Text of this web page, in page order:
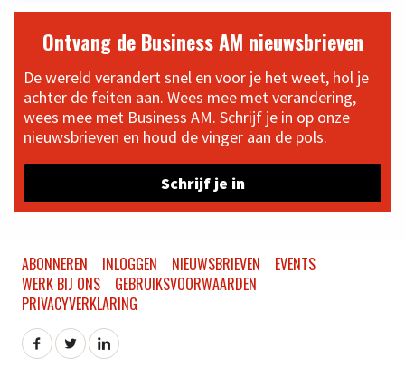
Ontvang de Business AM nieuwsbrieven
De wereld verandert snel en voor je het weet, hol je
achter de feiten aan. Wees mee met verandering,
wees mee met Business AM. Schrijf je in op onze
nieuwsbrieven en houd de vinger aan de pols.
Schrijf je in
ABONNEREN INLOGGEN NIEUWSBRIEVEN
EVENTS
WERK BIJ ONS
GEBRUIKSVOORWAARDEN
PRIVACYVERKLARING